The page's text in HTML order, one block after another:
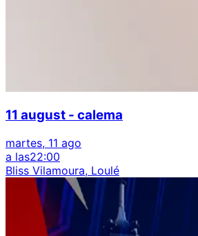
11 august - calema
martes, 11 ago
a las22:00
Bliss Vilamoura, Loulé